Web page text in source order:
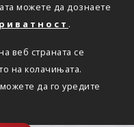
можете да дознаете
.
веб страната се
на колачињата.
да го уредите